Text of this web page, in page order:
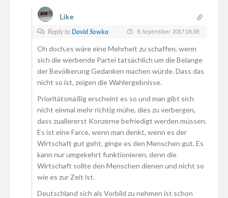
Like
Reply to David Sowka 8. September 2017 18:38
Oh doch,es wäre eine Mehrheit zu schaffen, wenn
sich die werbende Partei tatsächlich um die Belange
der Bevölkerung Gedanken machen würde. Dass das
nicht so ist, zeigen die Wahlergebnisse.
Prioritätsmäßig erscheint es so und man gibt sich
nicht einmal mehr richtig mühe, dies zu verbergen,
dass zuallererst Konzerne befriedigt werden müssen.
Es ist eine Farce, wenn man denkt, wenn es der
Wirtschaft gut geht, ginge es den Menschen gut. Es
kann nur umgekehrt funktionieren, denn die
Wirtschaft sollte den Menschen dienen und nicht so
wie es zur Zeit ist.
Deutschland sich als Vorbild zu nehmen ist schon